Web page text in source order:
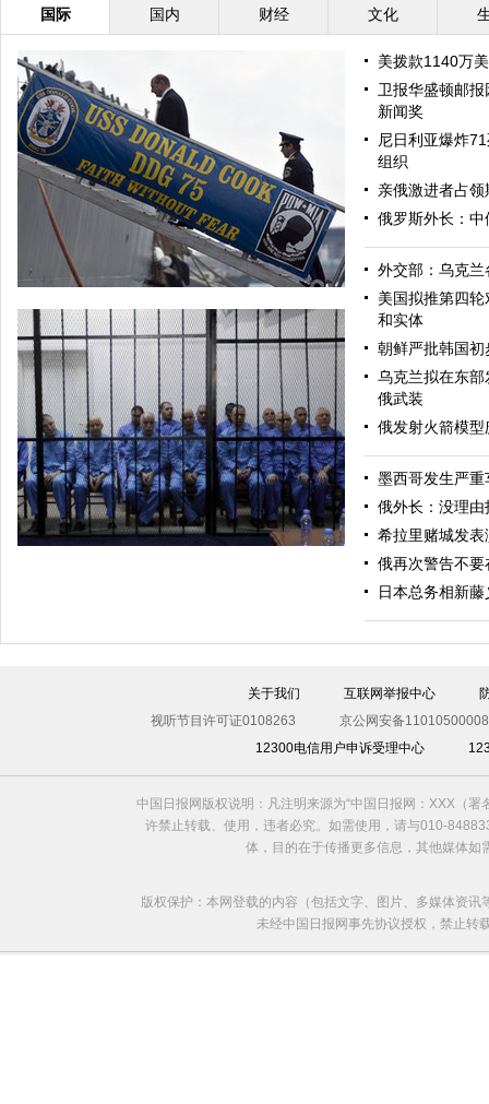
国际 国内 财经 文化
美军导弹驱逐舰抵达黑海旨在威慑俄罗斯
利比亚法庭开审卡扎菲政权高官
美拨款1140万
卫报华盛顿邮
新闻奖
尼日利亚爆炸
组织
亲俄激进者占
俄罗斯外长：
外交部：乌克
美国拟推第四
和实体
朝鲜严批韩国
乌克兰拟在东
俄武装
俄发射火箭模
墨西哥发生严
俄外长：没理
希拉里赌城发
俄再次警告不
日本总务相新
关于我们 互联网举报中心
视听节目许可证0108263
京公网安备
12300电信用户申诉受理中心
中国日报网版权说明：凡注明来源为“中国日报网：XXX（
许禁止转载、使用，违者必究。如需使用，请与010-
体，目的在于传播更多信息，其他媒体
版权保护：本网登载的内容（包括文字、图片、多媒体资
未经中国日报网事先协议授权，禁止转